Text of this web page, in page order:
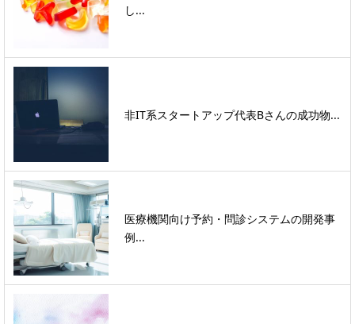
し...
非IT系スタートアップ代表Bさんの成功物...
医療機関向け予約・問診システムの開発事
例...